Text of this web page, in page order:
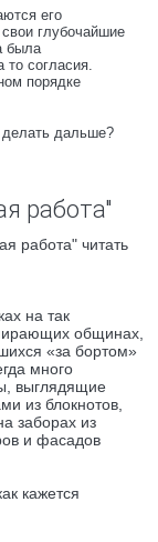
его
глубочайшие
была
то согласия.
порядке
делать дальше?
работа"
работа" читать
на так
общинах,
«за бортом»
много
выглядящие
из блокнотов,
заборах из
и фасадов
кажется